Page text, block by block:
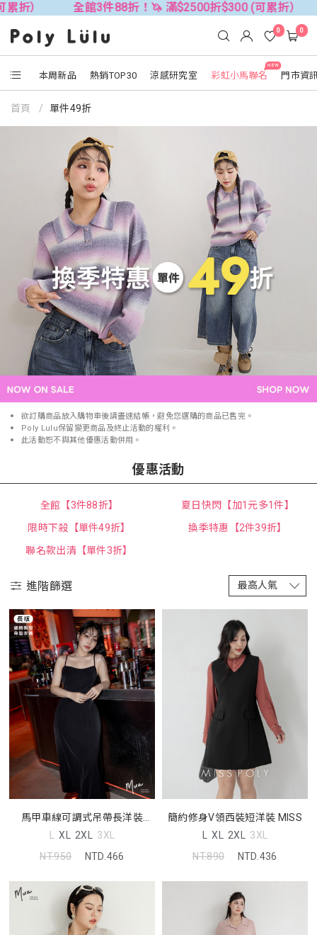
全館3件88折！🦄 滿$2500折$300 (可累折） 全館3件
本周新品 熱銷TOP30 涼感研究室
NEW
彩虹小馬聯名 門市資
0 0
首頁 單件49折
欲訂購商品放入購物車後請盡速結帳，避免您選購的商品已售完。
Poly Lulu保留變更商品及終止活動的權利。
此活動恕不與其他優惠活動併用。
優惠活動
全館【3件88折】
夏日快閃【加1元多1件】
限時下殺【單件49折】
換季特惠【2件39折】
聯名款出清【單件3折】
進階篩選
馬甲車線可調式吊帶長洋裝
MUA
L XL 2XL 3XL
NT.950
NTD.466
簡約修身V領西裝短洋裝 MISS
L XL 2XL 3XL
NT.890
NTD.436